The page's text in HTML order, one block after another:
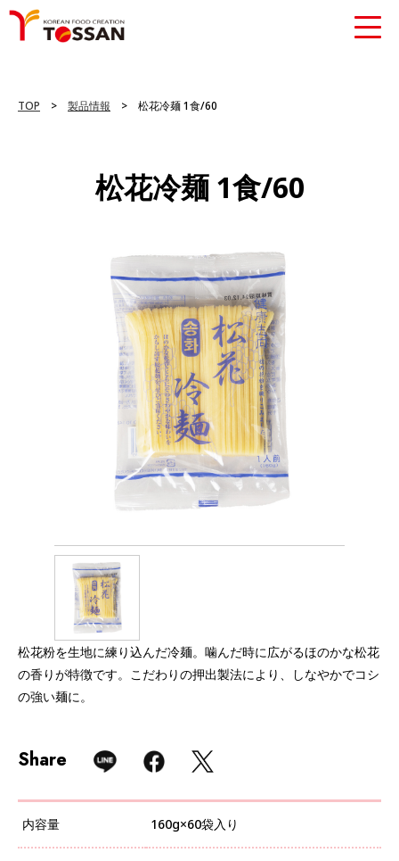
TOP > 製品情報 > 松花冷麺 1食/60
松花冷麺 1食/60
松花粉を生地に練り込んだ冷麺。噛んだ時に広がるほのかな松花
の香りが特徴です。こだわりの押出製法により、しなやかでコシ
の強い麺に。
Share
内容量 160g×60袋入り